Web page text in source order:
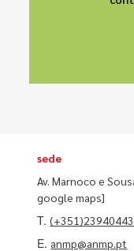
sede
Av. Marnoco e
google maps]
T.
E. anmp@anmp.pt